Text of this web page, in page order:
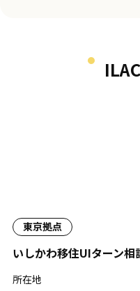
東京拠点
いしかわ移住UIターン相
所在地